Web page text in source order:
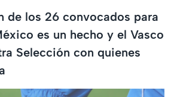
de los 26 convocados para
es un hecho y el Vasco
Selección con quienes